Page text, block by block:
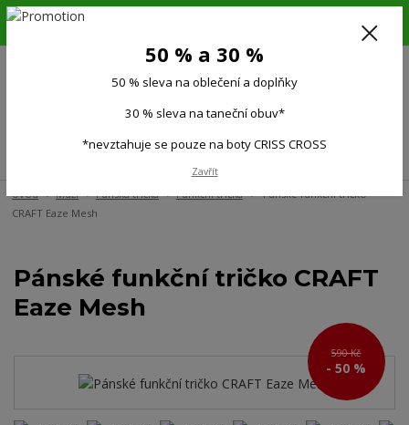
6.-16.8.26. DOVOLENÁ !!! 50 % SLEVA na všechno oblečení a doplňky !!!
(Po-Pá 9:00-15.00)
Úvod Muži Pánská trička Funkční trička
Pánské funkční tričko
CRAFT Eaze Mesh
Pánské funkční tričko CRAFT
Eaze Mesh
590 Kč
- 50 %
50 % a 30 %
50 % sleva na oblečení a doplňky
30 % sleva na taneční obuv*
*nevztahuje se pouze na boty CRISS CROSS
Zavřít